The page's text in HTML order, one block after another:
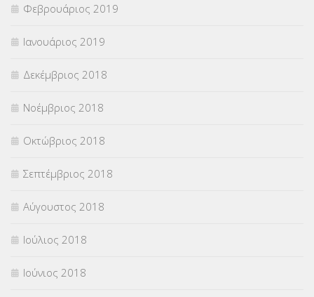
Φεβρουάριος 2019
Ιανουάριος 2019
Δεκέμβριος 2018
Νοέμβριος 2018
Οκτώβριος 2018
Σεπτέμβριος 2018
Αύγουστος 2018
Ιούλιος 2018
Ιούνιος 2018